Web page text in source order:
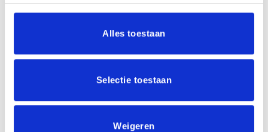
Alles toestaan
Selectie toestaan
Weigeren
Aluminium Graveerplaat
Aluminium Graveerplaat